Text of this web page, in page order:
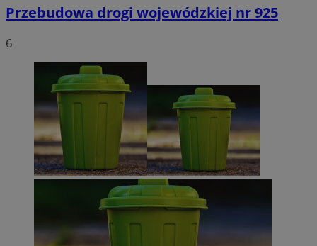
Przebudowa drogi wojewódzkiej nr 925
6